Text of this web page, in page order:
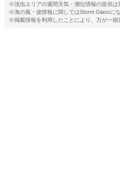
※浅虫エリアの週間天気・潮位情報の提供は
※海の風・波情報に関してはStorm Glassにな
※掲載情報を利用したことにより、万が一損